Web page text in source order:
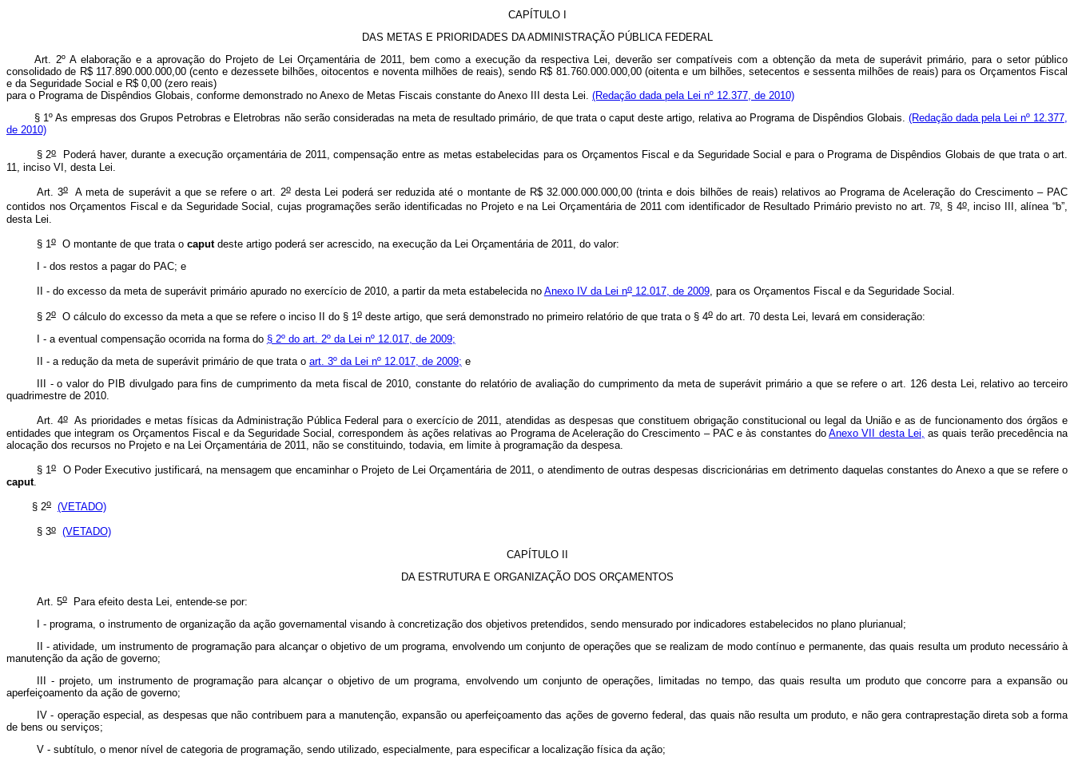
CAPÍTULO I
DAS METAS E PRIORIDADES DA ADMINISTRAÇÃO PÚBLICA FEDERAL
Art. 2º A elaboração e a aprovação do Projeto de Lei Orçamentária de 2011, bem como a execução da respectiva Lei, deverão ser compatíveis com a obtenção da meta de superávit primário, para o setor público
consolidado de R$ 117.890.000.000,00 (cento e dezessete bilhões, oitocentos e noventa milhões de reais), sendo R$ 81.760.000.000,00 (oitenta e um bilhões, setecentos e sessenta milhões de reais) para os Orçamentos Fiscal
e da Seguridade Social e R$ 0,00 (zero reais)
para o Programa de Dispêndios Globais, conforme demonstrado no Anexo de Metas Fiscais constante do Anexo III desta Lei. (Redação dada pela Lei nº 12.377, de 2010)
§ 1º As empresas dos Grupos Petrobras e Eletrobras não serão consideradas na meta de resultado primário, de que trata o caput deste artigo, relativa ao Programa de Dispêndios Globais. (Redação dada pela Lei nº 12.377,
de 2010)
§ 2oPoderá haver, durante a execução orçamentária de 2011, compensação entre as metas estabelecidas para os Orçamentos Fiscal e da Seguridade Social e para o Programa de Dispêndios Globais de que trata o art.
11, inciso VI, desta Lei.
Art. 3oA meta de superávit a que se refere o art. 2odesta Lei poderá ser reduzida até o montante de R$ 32.000.000.000,00 (trinta e dois bilhões de reais) relativos ao Programa de Aceleração do Crescimento – PAC
contidos nos Orçamentos Fiscal e da Seguridade Social, cujas programações serão identificadas no Projeto e na Lei Orçamentária de 2011 com identificador de Resultado Primário previsto no art. 7o, § 4o, inciso III, alínea “b”,
desta Lei.
§ 1oO montante de que trata o caputdeste artigo poderá ser acrescido, na execução da Lei Orçamentária de 2011, do valor:
I - dos restos a pagar do PAC; e
II - do excesso da meta de superávit primário apurado no exercício de 2010, a partir da meta estabelecida no Anexo IV da Lei no12.017, de 2009, para os Orçamentos Fiscal e da Seguridade Social.
§ 2oO cálculo do excesso da meta a que se refere o inciso II do § 1odeste artigo, que será demonstrado no primeiro relatório de que trata o § 4odo art. 70 desta Lei, levará em consideração:
I - a eventual compensação ocorrida na forma do § 2º do art. 2º da Lei nº 12.017, de 2009;
II - a redução da meta de superávit primário de que trata o art. 3º da Lei nº 12.017, de 2009; e
III - o valor do PIB divulgado para fins de cumprimento da meta fiscal de 2010, constante do relatório de avaliação do cumprimento da meta de superávit primário a que se refere o art. 126 desta Lei, relativo ao terceiro
quadrimestre de 2010.
Art. 4oAs prioridades e metas físicas da Administração Pública Federal para o exercício de 2011, atendidas as despesas que constituem obrigação constitucional ou legal da União e as de funcionamento dos órgãos e
entidades que integram os Orçamentos Fiscal e da Seguridade Social, correspondem às ações relativas ao Programa de Aceleração do Crescimento – PAC e às constantes doAnexo VII desta Lei, as quais terão precedência na
alocação dos recursos no Projeto e na Lei Orçamentária de 2011, não se constituindo, todavia, em limite à programação da despesa.
§ 1o
O Poder Executivo justificará, na mensagem que encaminhar o Projeto de Lei Orçamentária de 2011, o atendimento de outras despesas discricionárias em detrimento daquelas constantes do Anexo a que se refere o
caput.
§ 2o (VETADO)
§ 3o
(VETADO)
CAPÍTULO II
DA ESTRUTURA E ORGANIZAÇÃO DOS ORÇAMENTOS
Art. 5oPara efeito desta Lei, entende-se por:
I - programa, o instrumento de organização da ação governamental visando à concretização dos objetivos pretendidos, sendo mensurado por indicadores estabelecidos no plano plurianual;
II - atividade, um instrumento de programação para alcançar o objetivo de um programa, envolvendo um conjunto de operações que se realizam de modo contínuo e permanente, das quais resulta um produto necessário à
manutenção da ação de governo;
III - projeto, um instrumento de programação para alcançar o objetivo de um programa, envolvendo um conjunto de operações, limitadas no tempo, das quais resulta um produto que concorre para a expansão ou
aperfeiçoamento da ação de governo;
IV - operação especial, as despesas que não contribuem para a manutenção, expansão ou aperfeiçoamento das ações de governo federal, das quais não resulta um produto, e não gera contraprestação direta sob a forma
de bens ou serviços;
V - subtítulo, o menor nível de categoria de programação, sendo utilizado, especialmente, para especificar a localização física da ação;